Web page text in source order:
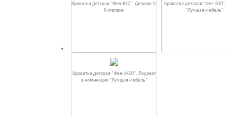
Кроватка детская "Фея-810". Диплом 1-
й степени
Кроватка детская "Фея-
"Лучшая мебель"
Кроватка детская "Фея-1400". Лауреат
в номинации "Лучшая мебель"